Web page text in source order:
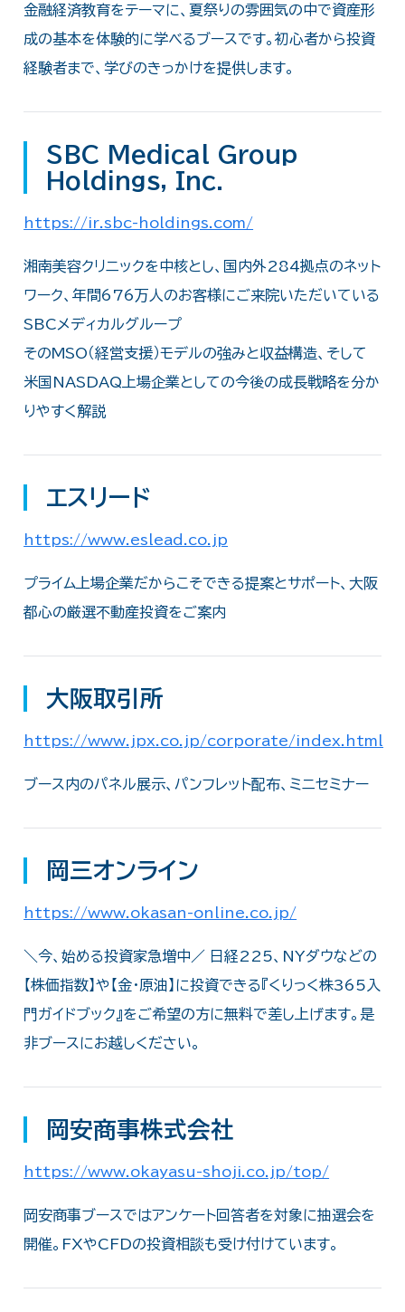
金融経済教育をテーマに、夏祭りの雰囲気の中で資産形
成の基本を体験的に学べるブースです。初心者から投資
経験者まで、学びのきっかけを提供します。
SBC Medical Group
Holdings, Inc.
https://ir.sbc-holdings.com/
湘南美容クリニックを中核とし、国内外284拠点のネット
ワーク、年間676万人のお客様にご来院いただいている
SBCメディカルグループ
そのMSO（経営支援）モデルの強みと収益構造、そして
米国NASDAQ上場企業としての今後の成長戦略を分か
りやすく解説
エスリード
https://www.eslead.co.jp
プライム上場企業だからこそできる提案とサポート、大阪
都心の厳選不動産投資をご案内
大阪取引所
https://www.jpx.co.jp/corporate/index.html
ブース内のパネル展示、パンフレット配布、ミニセミナー
岡三オンライン
https://www.okasan-online.co.jp/
＼今、始める投資家急増中／ 日経225、NYダウなどの
【株価指数】や【金・原油】に投資できる『くりっく株365入
門ガイドブック』をご希望の方に無料で差し上げます。是
非ブースにお越しください。
岡安商事株式会社
https://www.okayasu-shoji.co.jp/top/
岡安商事ブースではアンケート回答者を対象に抽選会を
開催。FXやCFDの投資相談も受け付けています。